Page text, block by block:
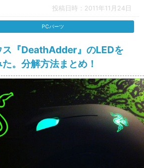
投稿日時：2011年11月24日
ス『DeathAdder』のLEDを
。分解方法まとめ！
PCパーツ